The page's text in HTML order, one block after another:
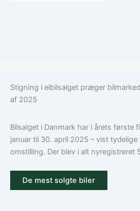
Stigning i elbilsalget præger
af 2025
Bilsalget i Danmark har i årets første
januar til 30. april 2025 – vist
omstilling. Der blev i alt nyregistreret
De mest solgte biler